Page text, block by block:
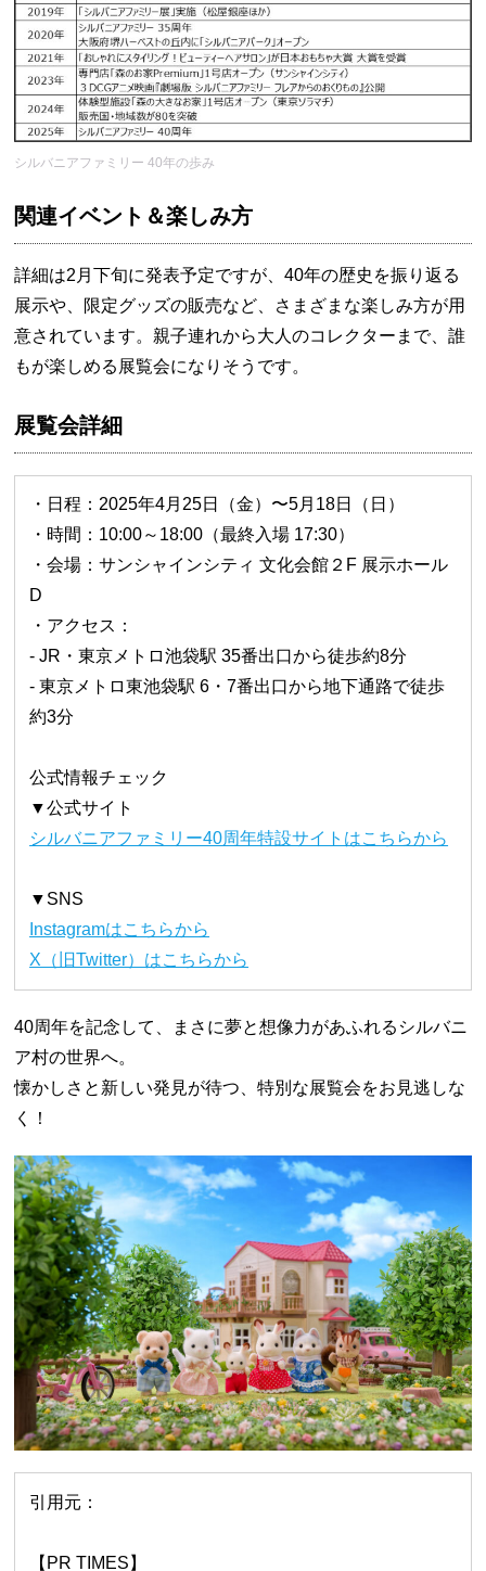
シルバニアファミリー 40年の歩み
関連イベント＆楽しみ方
詳細は2月下旬に発表予定ですが、40年の歴史を振り返る
展示や、限定グッズの販売など、さまざまな楽しみ方が用
意されています。親子連れから大人のコレクターまで、誰
もが楽しめる展覧会になりそうです。
展覧会詳細
・日程：2025年4月25日（金）〜5月18日（日）
・時間：10:00～18:00（最終入場 17:30）
・会場：サンシャインシティ 文化会館２F 展示ホール
D
・アクセス：
- JR・東京メトロ池袋駅 35番出口から徒歩約8分
- 東京メトロ東池袋駅 6・7番出口から地下通路で徒歩
約3分
公式情報チェック
▼公式サイト
シルバニアファミリー40周年特設サイトはこちらから
▼SNS
Instagramはこちらから
X（旧Twitter）はこちらから
40周年を記念して、まさに夢と想像力があふれるシルバニ
ア村の世界へ。
懐かしさと新しい発見が待つ、特別な展覧会をお見逃しな
く！
引用元：
【PR TIMES】